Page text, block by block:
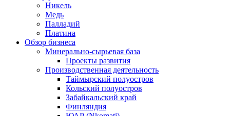
Никель
Медь
Палладий
Платина
Обзор бизнеса
Минерально-сырьевая база
Проекты развития
Производственная деятельность
Таймырский полуостров
Кольский полуостров
Забайкальский край
Финляндия